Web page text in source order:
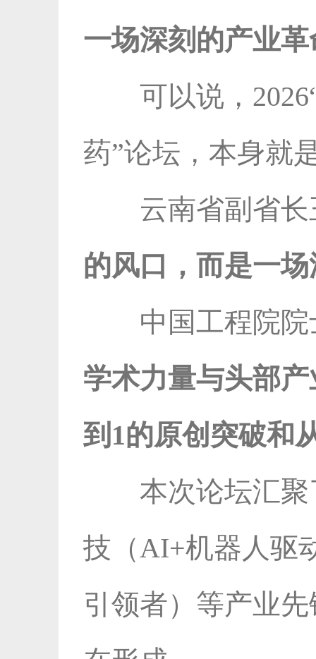
一场深刻的产业革
可以说，
药”论坛，本身就
云南省副省
的风口，而是一
中国工程院
学术力量与头部
到1的原创突破和
本次论坛汇
技（AI+机器人驱
引领者）等产业